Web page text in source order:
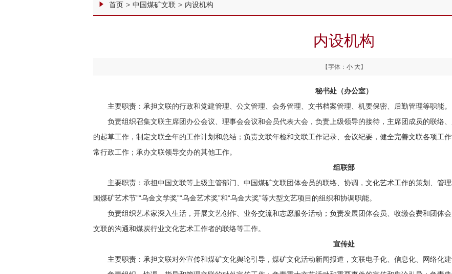
首页 > 中国煤矿文联 > 内设机构
内设机构
【字体： 小 大】
秘书处（办公室）
主要职责：承担文联的行政和党建管理、公文管理、会务管理、文书档案管理、机要保密、后勤管理等职能。
负责组织召集文联主席团办公会议、理事会会议和会员代表大会，负责上级领导的接待，主席团成员的联络
的起草工作，制定文联全年的工作计划和总结；负责文联年检和文联工作记录、会议纪要，健全完善文联各项工
常行政工作；承办文联领导交办的其他工作。
组联部
主要职责：承担中国文联等上级主管部门、中国煤矿文联团体会员的联络、协调，文化艺术工作的策划、管理
国煤矿艺术节”“乌金文学奖”“乌金艺术奖”和“乌金大奖”等大型文艺项目的组织和协调职能。
负责组织艺术家深入生活，开展文艺创作、业务交流和志愿服务活动；负责发展团体会员、收缴会费和团体
文联的沟通和煤炭行业文化艺术工作者的联络等工作。
宣传处
主要职责：承担文联对外宣传和煤矿文化舆论引导，煤矿文化活动新闻报道，文联电子化、信息化、网络化